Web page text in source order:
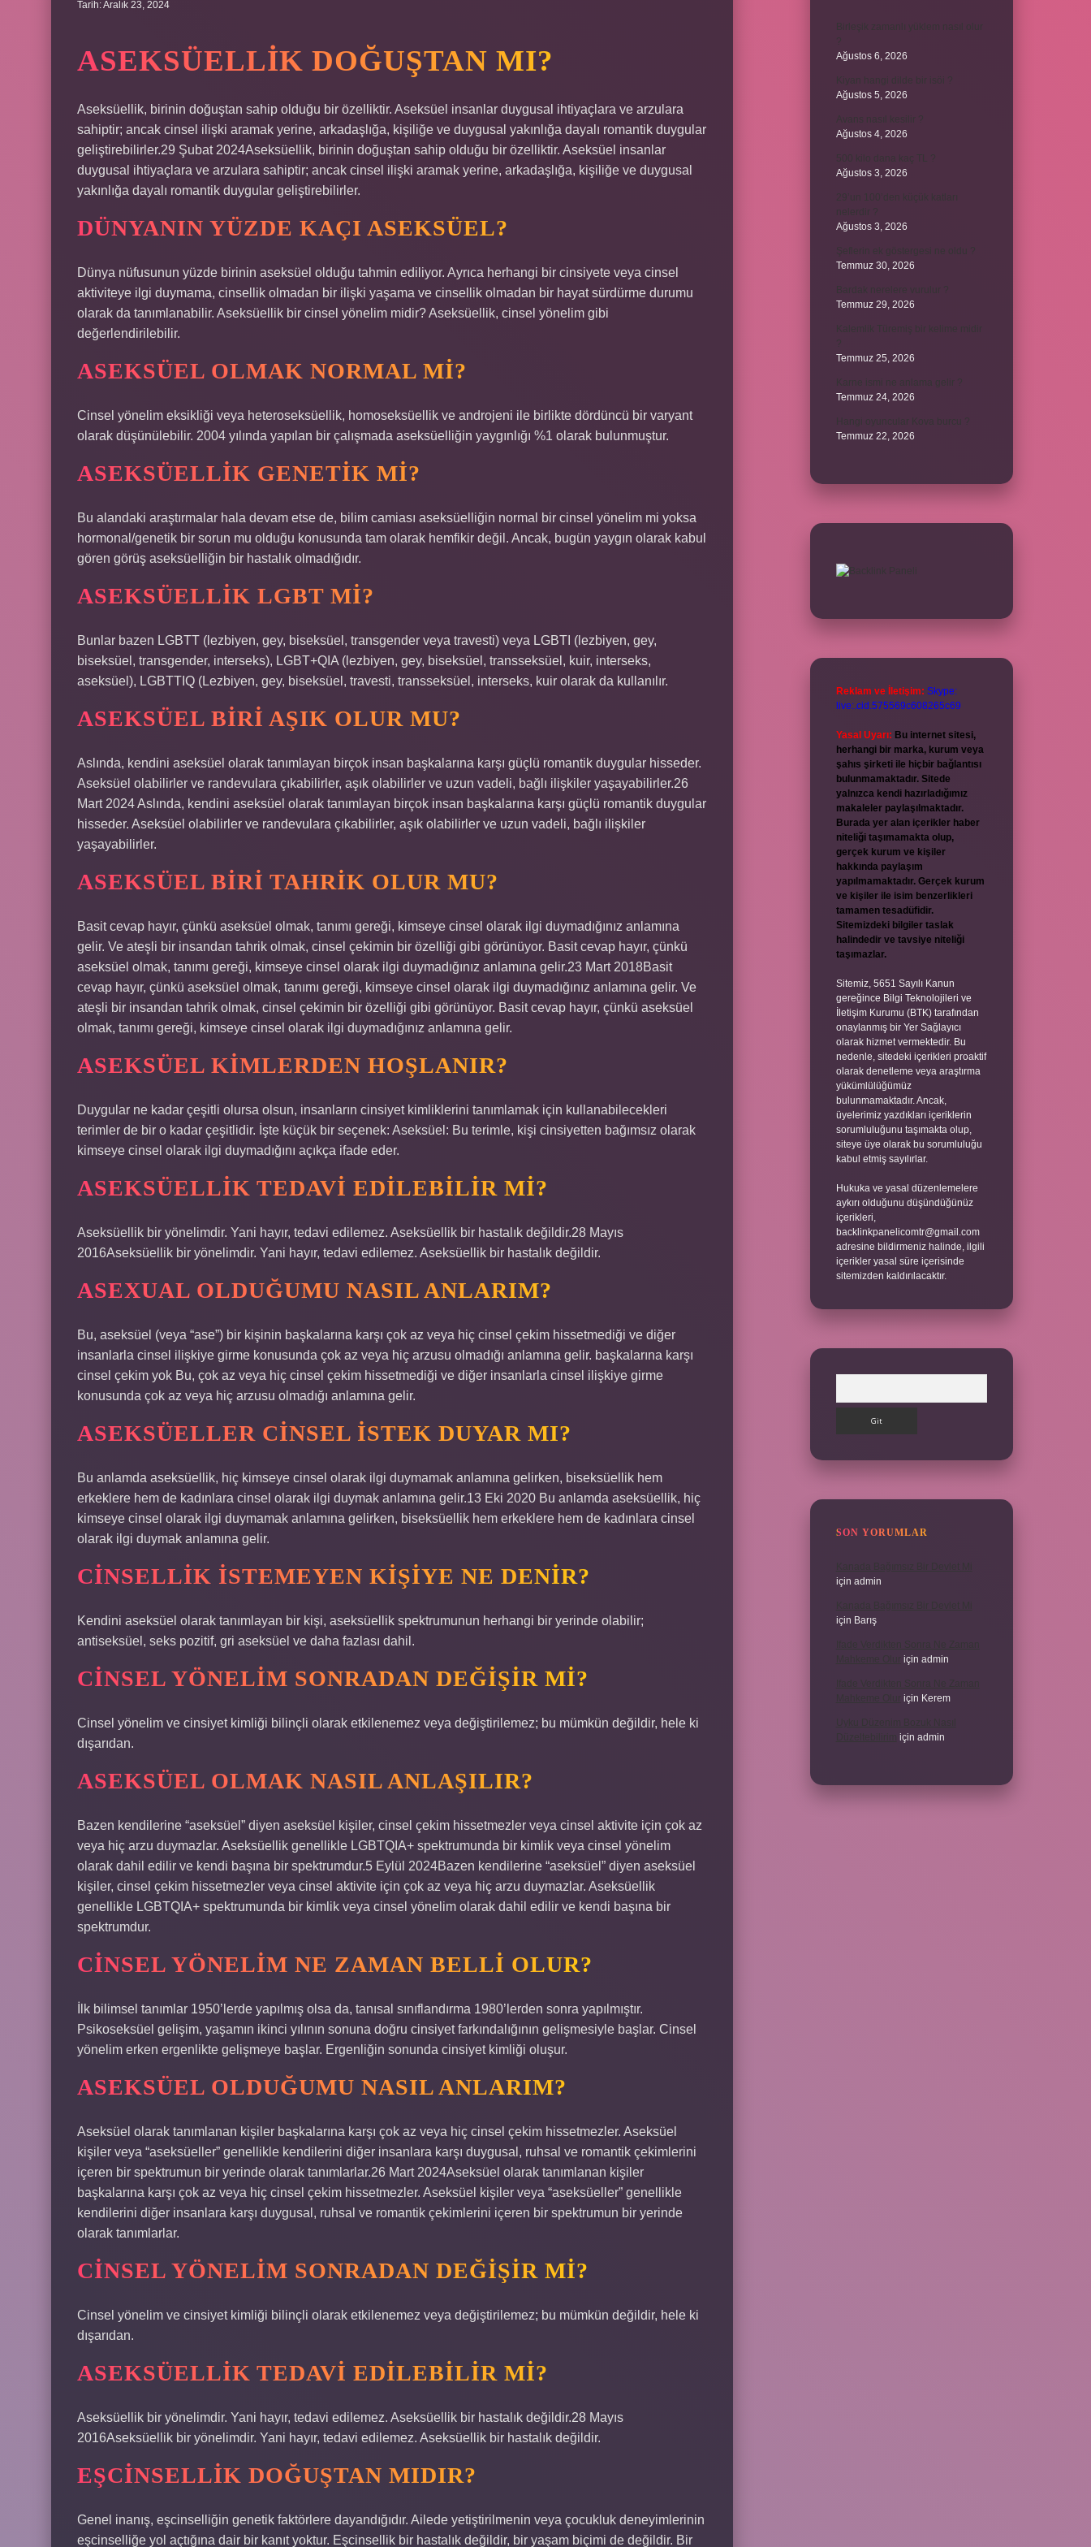
Tarih: Aralık 23, 2024
ASEKSÜELLIK DOĞUŞTAN MI?
Aseksüellik, birinin doğuştan sahip olduğu bir özelliktir. Aseksüel insanlar duygusal ihtiyaçlara ve arzulara
sahiptir; ancak cinsel ilişki aramak yerine, arkadaşlığa, kişiliğe ve duygusal yakınlığa dayalı romantik duygular
geliştirebilirler.29 Şubat 2024Aseksüellik, birinin doğuştan sahip olduğu bir özelliktir. Aseksüel insanlar
duygusal ihtiyaçlara ve arzulara sahiptir; ancak cinsel ilişki aramak yerine, arkadaşlığa, kişiliğe ve duygusal
yakınlığa dayalı romantik duygular geliştirebilirler.
DÜNYANIN YÜZDE KAÇI ASEKSÜEL?
Dünya nüfusunun yüzde birinin aseksüel olduğu tahmin ediliyor. Ayrıca herhangi bir cinsiyete veya cinsel
aktiviteye ilgi duymama, cinsellik olmadan bir ilişki yaşama ve cinsellik olmadan bir hayat sürdürme durumu
olarak da tanımlanabilir. Aseksüellik bir cinsel yönelim midir? Aseksüellik, cinsel yönelim gibi
değerlendirilebilir.
ASEKSÜEL OLMAK NORMAL MI?
Cinsel yönelim eksikliği veya heteroseksüellik, homoseksüellik ve androjeni ile birlikte dördüncü bir varyant
olarak düşünülebilir. 2004 yılında yapılan bir çalışmada aseksüelliğin yaygınlığı %1 olarak bulunmuştur.
ASEKSÜELLIK GENETIK MI?
Bu alandaki araştırmalar hala devam etse de, bilim camiası aseksüelliğin normal bir cinsel yönelim mi yoksa
hormonal/genetik bir sorun mu olduğu konusunda tam olarak hemfikir değil. Ancak, bugün yaygın olarak kabul
gören görüş aseksüelliğin bir hastalık olmadığıdır.
ASEKSÜELLIK LGBT MI?
Bunlar bazen LGBTT (lezbiyen, gey, biseksüel, transgender veya travesti) veya LGBTI (lezbiyen, gey,
biseksüel, transgender, interseks), LGBT+QIA (lezbiyen, gey, biseksüel, transseksüel, kuir, interseks,
aseksüel), LGBTTIQ (Lezbiyen, gey, biseksüel, travesti, transseksüel, interseks, kuir olarak da kullanılır.
ASEKSÜEL BIRI AŞIK OLUR MU?
Aslında, kendini aseksüel olarak tanımlayan birçok insan başkalarına karşı güçlü romantik duygular hisseder.
Aseksüel olabilirler ve randevulara çıkabilirler, aşık olabilirler ve uzun vadeli, bağlı ilişkiler yaşayabilirler.26
Mart 2024 Aslında, kendini aseksüel olarak tanımlayan birçok insan başkalarına karşı güçlü romantik duygular
hisseder. Aseksüel olabilirler ve randevulara çıkabilirler, aşık olabilirler ve uzun vadeli, bağlı ilişkiler
yaşayabilirler.
ASEKSÜEL BIRI TAHRIK OLUR MU?
Basit cevap hayır, çünkü aseksüel olmak, tanımı gereği, kimseye cinsel olarak ilgi duymadığınız anlamına
gelir. Ve ateşli bir insandan tahrik olmak, cinsel çekimin bir özelliği gibi görünüyor. Basit cevap hayır, çünkü
aseksüel olmak, tanımı gereği, kimseye cinsel olarak ilgi duymadığınız anlamına gelir.23 Mart 2018Basit
cevap hayır, çünkü aseksüel olmak, tanımı gereği, kimseye cinsel olarak ilgi duymadığınız anlamına gelir. Ve
ateşli bir insandan tahrik olmak, cinsel çekimin bir özelliği gibi görünüyor. Basit cevap hayır, çünkü aseksüel
olmak, tanımı gereği, kimseye cinsel olarak ilgi duymadığınız anlamına gelir.
ASEKSÜEL KIMLERDEN HOŞLANIR?
Duygular ne kadar çeşitli olursa olsun, insanların cinsiyet kimliklerini tanımlamak için kullanabilecekleri
terimler de bir o kadar çeşitlidir. İşte küçük bir seçenek: Aseksüel: Bu terimle, kişi cinsiyetten bağımsız olarak
kimseye cinsel olarak ilgi duymadığını açıkça ifade eder.
ASEKSÜELLIK TEDAVI EDILEBILIR MI?
Aseksüellik bir yönelimdir. Yani hayır, tedavi edilemez. Aseksüellik bir hastalık değildir.28 Mayıs
2016Aseksüellik bir yönelimdir. Yani hayır, tedavi edilemez. Aseksüellik bir hastalık değildir.
ASEXUAL OLDUĞUMU NASIL ANLARIM?
Bu, aseksüel (veya “ase”) bir kişinin başkalarına karşı çok az veya hiç cinsel çekim hissetmediği ve diğer
insanlarla cinsel ilişkiye girme konusunda çok az veya hiç arzusu olmadığı anlamına gelir. başkalarına karşı
cinsel çekim yok Bu, çok az veya hiç cinsel çekim hissetmediği ve diğer insanlarla cinsel ilişkiye girme
konusunda çok az veya hiç arzusu olmadığı anlamına gelir.
ASEKSÜELLER CINSEL ISTEK DUYAR MI?
Bu anlamda aseksüellik, hiç kimseye cinsel olarak ilgi duymamak anlamına gelirken, biseksüellik hem
erkeklere hem de kadınlara cinsel olarak ilgi duymak anlamına gelir.13 Eki 2020 Bu anlamda aseksüellik, hiç
kimseye cinsel olarak ilgi duymamak anlamına gelirken, biseksüellik hem erkeklere hem de kadınlara cinsel
olarak ilgi duymak anlamına gelir.
CINSELLIK ISTEMEYEN KIŞIYE NE DENIR?
Kendini aseksüel olarak tanımlayan bir kişi, aseksüellik spektrumunun herhangi bir yerinde olabilir;
antiseksüel, seks pozitif, gri aseksüel ve daha fazlası dahil.
CINSEL YÖNELIM SONRADAN DEĞIŞIR MI?
Cinsel yönelim ve cinsiyet kimliği bilinçli olarak etkilenemez veya değiştirilemez; bu mümkün değildir, hele ki
dışarıdan.
ASEKSÜEL OLMAK NASIL ANLAŞILIR?
Bazen kendilerine “aseksüel” diyen aseksüel kişiler, cinsel çekim hissetmezler veya cinsel aktivite için çok az
veya hiç arzu duymazlar. Aseksüellik genellikle LGBTQIA+ spektrumunda bir kimlik veya cinsel yönelim
olarak dahil edilir ve kendi başına bir spektrumdur.5 Eylül 2024Bazen kendilerine “aseksüel” diyen aseksüel
kişiler, cinsel çekim hissetmezler veya cinsel aktivite için çok az veya hiç arzu duymazlar. Aseksüellik
genellikle LGBTQIA+ spektrumunda bir kimlik veya cinsel yönelim olarak dahil edilir ve kendi başına bir
spektrumdur.
CINSEL YÖNELIM NE ZAMAN BELLI OLUR?
İlk bilimsel tanımlar 1950’lerde yapılmış olsa da, tanısal sınıflandırma 1980’lerden sonra yapılmıştır.
Psikoseksüel gelişim, yaşamın ikinci yılının sonuna doğru cinsiyet farkındalığının gelişmesiyle başlar. Cinsel
yönelim erken ergenlikte gelişmeye başlar. Ergenliğin sonunda cinsiyet kimliği oluşur.
ASEKSÜEL OLDUĞUMU NASIL ANLARIM?
Aseksüel olarak tanımlanan kişiler başkalarına karşı çok az veya hiç cinsel çekim hissetmezler. Aseksüel
kişiler veya “aseksüeller” genellikle kendilerini diğer insanlara karşı duygusal, ruhsal ve romantik çekimlerini
içeren bir spektrumun bir yerinde olarak tanımlarlar.26 Mart 2024Aseksüel olarak tanımlanan kişiler
başkalarına karşı çok az veya hiç cinsel çekim hissetmezler. Aseksüel kişiler veya “aseksüeller” genellikle
kendilerini diğer insanlara karşı duygusal, ruhsal ve romantik çekimlerini içeren bir spektrumun bir yerinde
olarak tanımlarlar.
CINSEL YÖNELIM SONRADAN DEĞIŞIR MI?
Cinsel yönelim ve cinsiyet kimliği bilinçli olarak etkilenemez veya değiştirilemez; bu mümkün değildir, hele ki
dışarıdan.
ASEKSÜELLIK TEDAVI EDILEBILIR MI?
Aseksüellik bir yönelimdir. Yani hayır, tedavi edilemez. Aseksüellik bir hastalık değildir.28 Mayıs
2016Aseksüellik bir yönelimdir. Yani hayır, tedavi edilemez. Aseksüellik bir hastalık değildir.
EŞCINSELLIK DOĞUŞTAN MIDIR?
Genel inanış, eşcinselliğin genetik faktörlere dayandığıdır. Ailede yetiştirilmenin veya çocukluk deneyimlerinin
eşcinselliğe yol açtığına dair bir kanıt yoktur. Eşcinsellik bir hastalık değildir, bir yaşam biçimi de değildir. Bir
Birleşik zamanlı yüklem nasıl olur
?
Ağustos 6, 2026
Kiyan hangi dilde bir isöi ?
Ağustos 5, 2026
Avans nasıl kesilir ?
Ağustos 4, 2026
500 kilo dana kaç TL ?
Ağustos 3, 2026
29’un 100’den küçük katları
Ağustos 3, 2026
Şeflerin ek göstergesi ne oldu ?
Temmuz 30, 2026
Temmuz 29, 2026
Kalemlik Türemiş bir kelime midir
Temmuz 25, 2026
Temmuz 24, 2026
Hangi oyuncular Kova burcu ?
Temmuz 22, 2026
Reklam ve İletişim: Skype:
live:.cid.575569c608265c69
Yasal Uyarı: Bu internet sitesi,
herhangi bir marka, kurum veya
şahıs şirketi ile hiçbir bağlantısı
bulunmamaktadır. Sitede
yalnızca kendi hazırladığımız
makaleler paylaşılmaktadır.
Burada yer alan içerikler haber
niteliği taşımamakta olup,
gerçek kurum ve kişiler
hakkında paylaşım
yapılmamaktadır. Gerçek kurum
ve kişiler ile isim benzerlikleri
tamamen tesadüfidir.
Sitemizdeki bilgiler taslak
halindedir ve tavsiye niteliği
taşımazlar.
Sitemiz, 5651 Sayılı Kanun
gereğince Bilgi Teknolojileri ve
İletişim Kurumu (BTK) tarafından
onaylanmış bir Yer Sağlayıcı
olarak hizmet vermektedir. Bu
nedenle, sitedeki içerikleri proaktif
olarak denetleme veya araştırma
yükümlülüğümüz
bulunmamaktadır. Ancak,
üyelerimiz yazdıkları içeriklerin
sorumluluğunu taşımakta olup,
siteye üye olarak bu sorumluluğu
kabul etmiş sayılırlar.
Hukuka ve yasal düzenlemelere
aykırı olduğunu düşündüğünüz
içerikleri,
backlinkpanelicomtr@gmail.com
adresine bildirmeniz halinde, ilgili
içerikler yasal süre içerisinde
sitemizden kaldırılacaktır.
SON YORUMLAR
için admin
için Barış
için admin
için Kerem
için admin